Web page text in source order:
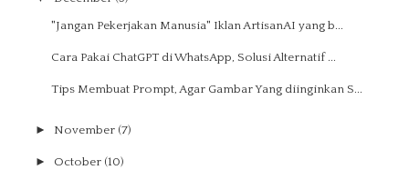
"Jangan Pekerjakan Manusia" Iklan ArtisanAI yang b...
Cara Pakai ChatGPT di WhatsApp, Solusi Alternatif ...
Tips Membuat Prompt, Agar Gambar Yang diinginkan S...
► November (7)
► October (10)